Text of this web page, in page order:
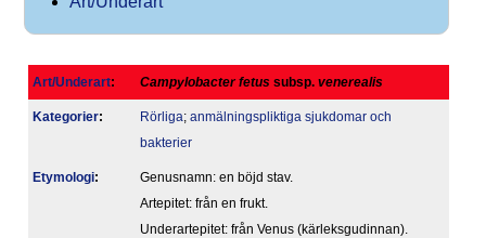
Art/Underart: Campylobacter fetus subsp. venerealis
Kategorier: Rörliga; anmälningspliktiga sjukdomar och
bakterier
Etymologi:
Genusnamn: en böjd stav.
Artepitet: från en frukt.
Underartepitet: från Venus (kärleksgudinnan).